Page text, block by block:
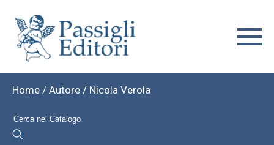
Home / Autore / Nicola Verola